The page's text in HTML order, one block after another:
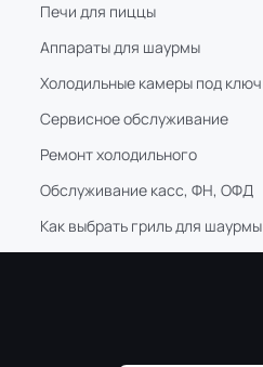
Печи для пиццы
Аппараты для шаурмы
Холодильные камеры под ключ
Сервисное обслуживание
Ремонт холодильного
Обслуживание касс, ФН, ОФД
Как выбрать гриль для шаурмы